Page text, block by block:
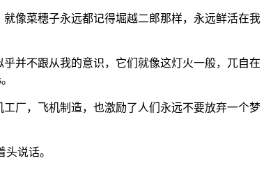
像菜穗子永远都记得堀越二郎那样，永远鲜活在我
并不跟从我的意识，它们就像这灯火一般，兀自在
厂，飞机制造，也激励了人们永远不要放弃一个梦
说话。